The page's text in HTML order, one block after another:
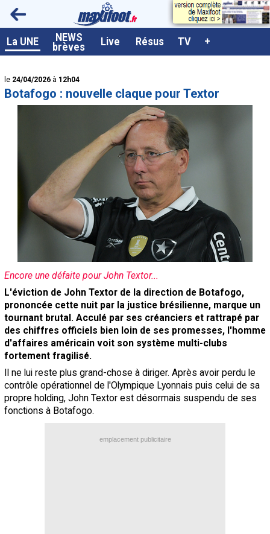
La UNE NEWS
brèves Live Résus TV +
<
le 24/04/2026 à 12h04
Botafogo : nouvelle claque pour Textor
Encore une défaite pour John Textor...
L'éviction de John Textor de la direction de Botafogo,
prononcée cette nuit par la justice brésilienne, marque un
tournant brutal. Acculé par ses créanciers et rattrapé par
des chiffres officiels bien loin de ses promesses, l'homme
d'affaires américain voit son système multi-clubs
fortement fragilisé.
Il ne lui reste plus grand-chose à diriger. Après avoir perdu le
contrôle opérationnel de l'Olympique Lyonnais puis celui de sa
propre holding, John Textor est désormais suspendu de ses
fonctions à Botafogo.
emplacement publicitaire
A la UNE
Live / Matchs en direct
Résultats et Classements
Class. buteurs européens
Programme TV foot
Sondages
Tableau transferts L1
Taille de la police
Paramètrages / Options
Contact / Signaler un bug
Recrutement Maxifoot
Mentions légales
site web Maxifoot.fr